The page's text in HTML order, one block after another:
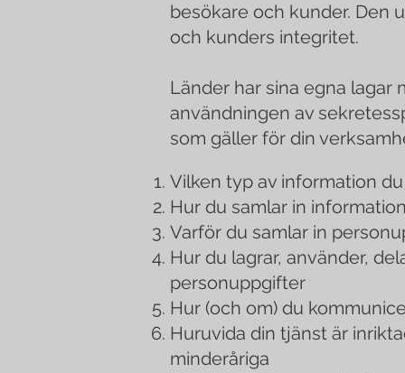
besökare och kunder. Den
och kunders integritet.
Länder har sina egna
användningen av
som gäller för din
Vilken typ av information
Hur du samlar in
Varför du samlar in
Hur du lagrar, använder,
personuppgifter
Hur (och om) du
Huruvida din tjänst är
minderåriga